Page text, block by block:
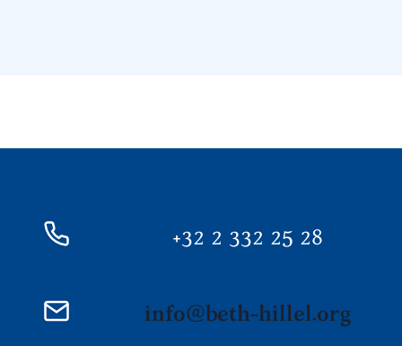
+32 2 332 25 28
info@beth-hillel.org